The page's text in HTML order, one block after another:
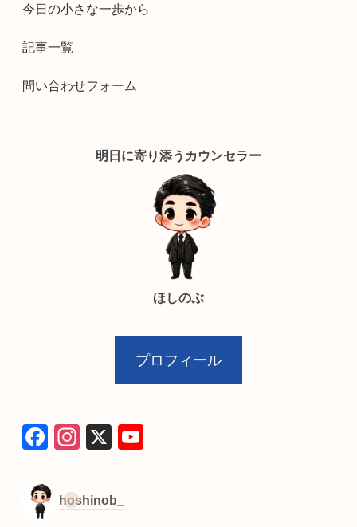
今日の小さな一歩から
記事一覧
問い合わせフォーム
明日に寄り添うカウンセラー
ほしのぶ
プロフィール
F
c
e
In
a
gr
X
hoshinob_